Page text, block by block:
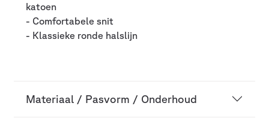
katoen
- Comfortabele snit
- Klassieke ronde halslijn
Materiaal / Pasvorm / Onderhoud